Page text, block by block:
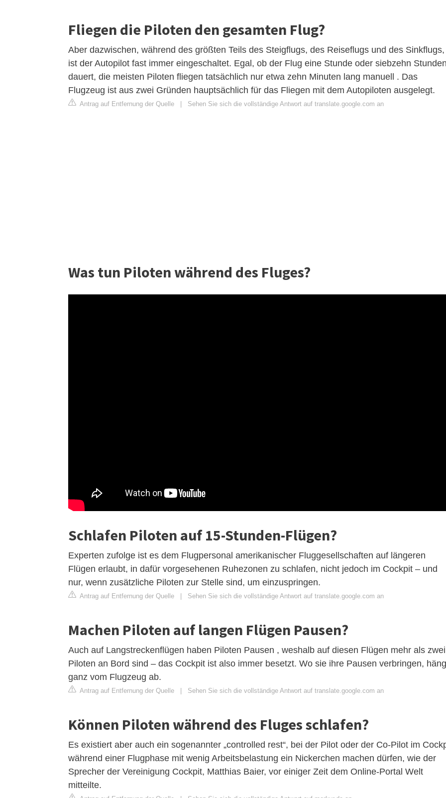
Fliegen die Piloten den gesamten Flug?
Aber dazwischen, während des größten Teils des Steigflugs, des Reiseflugs und des Sinkflugs,
ist der Autopilot fast immer eingeschaltet. Egal, ob der Flug eine Stunde oder siebzehn
dauert, die meisten Piloten fliegen tatsächlich nur etwa zehn Minuten lang manuell . Das
Flugzeug ist aus zwei Gründen hauptsächlich für das Fliegen mit dem Autopiloten ausgelegt.
Antrag auf Entfernung der Quelle Sehen Sie sich die vollständige Antwort auf translate.google.com an
Was tun Piloten während des Fluges?
Schlafen Piloten auf 15-Stunden-Flügen?
Experten zufolge ist es dem Flugpersonal amerikanischer Fluggesellschaften auf längeren
Flügen erlaubt, in dafür vorgesehenen Ruhezonen zu schlafen, nicht jedoch im Cockpit – und
nur, wenn zusätzliche Piloten zur Stelle sind, um einzuspringen.
Antrag auf Entfernung der Quelle | Sehen Sie sich die vollständige Antwort auf translate.google.com an
Machen Piloten auf langen Flügen Pausen?
Auch auf Langstreckenflügen haben Piloten Pausen , weshalb auf diesen Flügen mehr als zwei
Piloten an Bord sind – das Cockpit ist also immer besetzt. Wo sie ihre Pausen verbringen,
ganz vom Flugzeug ab.
Antrag auf Entfernung der Quelle | Sehen Sie sich die vollständige Antwort auf translate.google.com an
Können Piloten während des Fluges schlafen?
Es existiert aber auch ein sogenannter „controlled rest“, bei der Pilot oder der Co-Pilot im
während einer Flugphase mit wenig Arbeitsbelastung ein Nickerchen machen dürfen, wie der
Sprecher der Vereinigung Cockpit, Matthias Baier, vor einiger Zeit dem Online-Portal Welt
mitteilte.